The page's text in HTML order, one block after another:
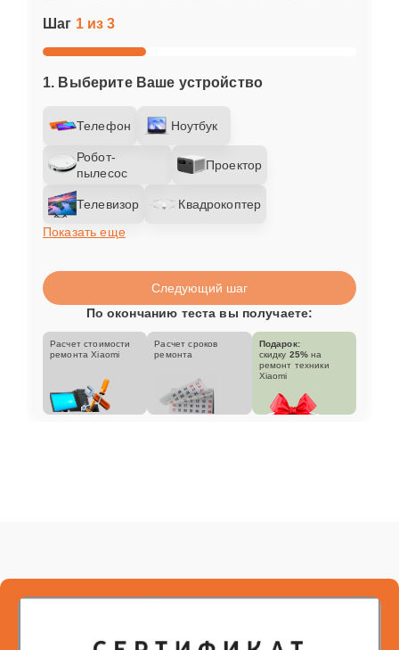
Шаг 1 из 3
1. Выберите Ваше устройство
Телефон Ноутбук
Робот-
пылесос
Проектор
Телевизор
Квадрокоптер
Показать еще
Следующий шаг
По окончанию теста вы получаете:
Расчет стоимости
ремонта Xiaomi
Расчет сроков
ремонта
Подарок:
скидку 25% на
ремонт техники
Xiaomi